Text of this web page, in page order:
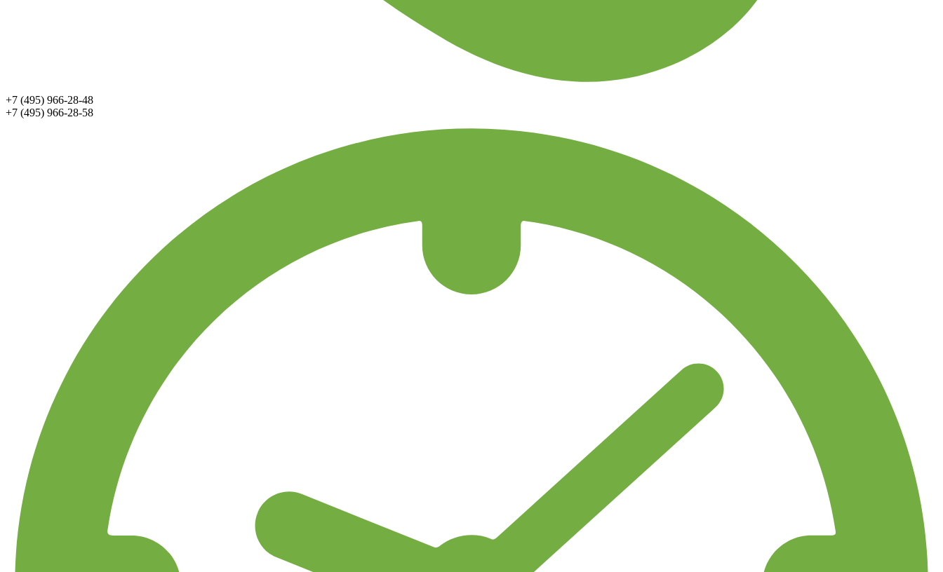
+7 (495) 966-28-48
+7 (495) 966-28-58